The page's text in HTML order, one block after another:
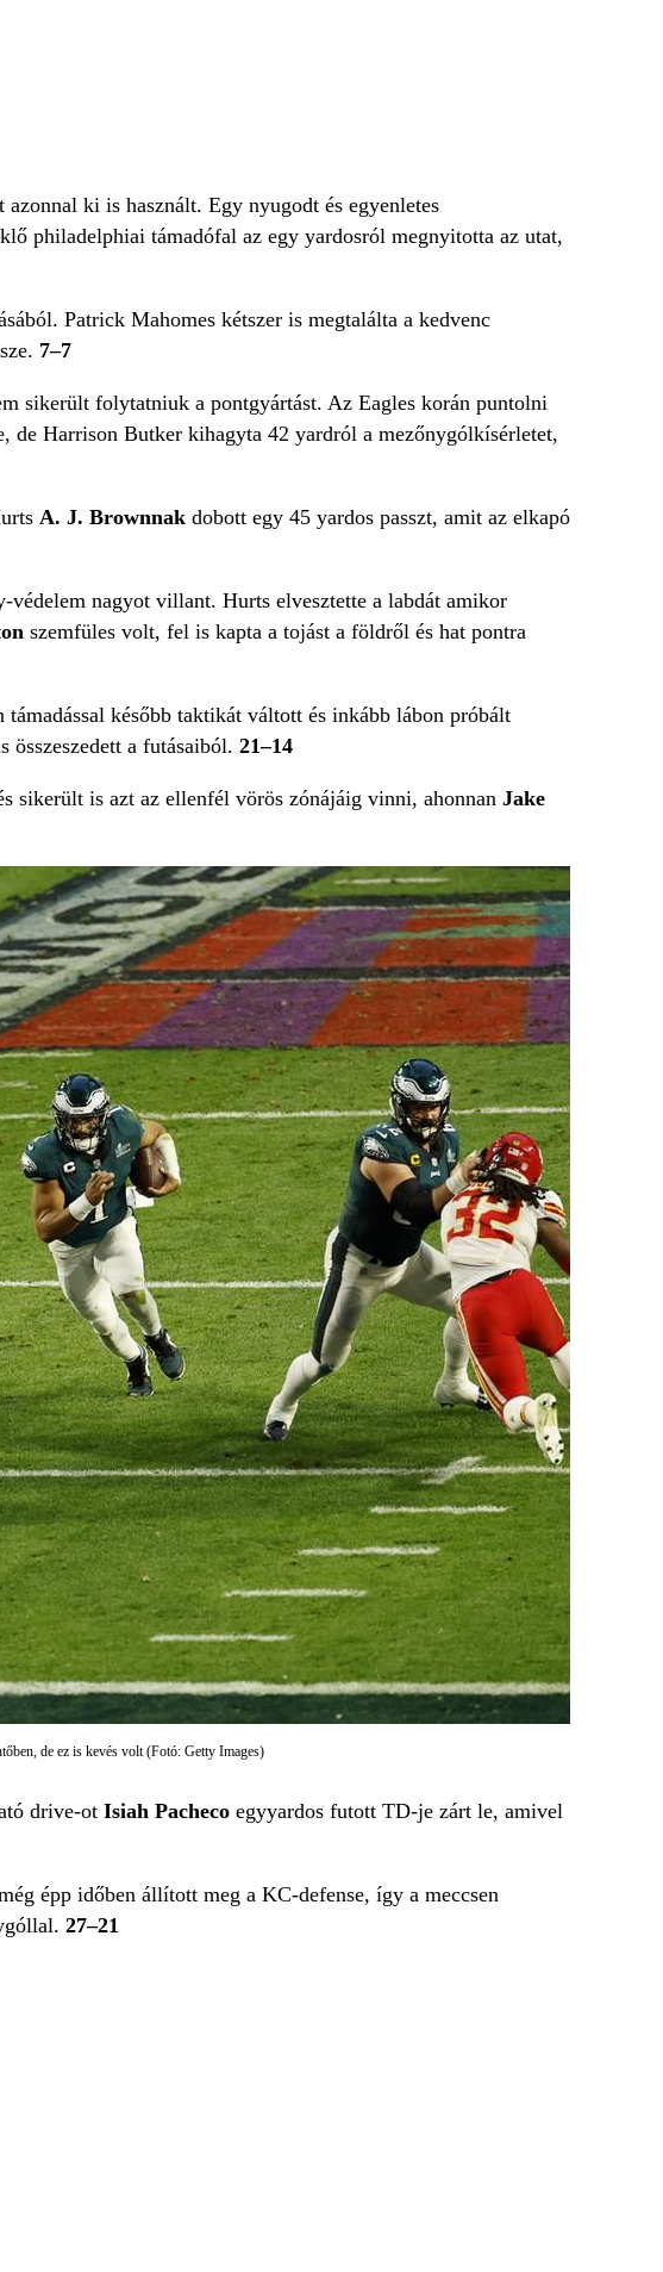
ki is használt. Egy nyugodt és egyenletes
philadelphiai támadófal az egy yardosról megnyitotta az utat,
Patrick Mahomes kétszer is megtalálta a kedvenc
7–7
sikerült folytatniuk a pontgyártást. Az Eagles korán puntolni
de Harrison Butker kihagyta 42 yardról a mezőnygólkísérletet,
A. J. Brownnakdobott egy 45 yardos passzt, amit az elkapó
nagyot villant. Hurts elvesztette a labdát amikor
szemfüles volt, fel is kapta a tojást a földről és hat pontra
később taktikát váltott és inkább lábon próbált
a futásaiból. 21–14
sikerült is azt az ellenfél vörös zónájáig vinni, ahonnan Jake
de ez is kevés volt (Fotó: Getty Images)
drive-otIsiah Pachecoegyyardos futott TD-je zárt le, amivel
épp időben állított meg a KC-defense, így a meccsen
27–21